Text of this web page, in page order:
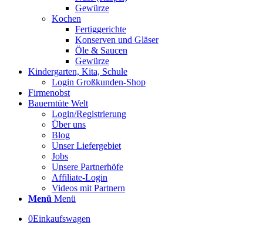
Gewürze
Kochen
Fertiggerichte
Konserven und Gläser
Öle & Saucen
Gewürze
Kindergarten, Kita, Schule
Login Großkunden-Shop
Firmenobst
Bauerntüte Welt
Login/Registrierung
Über uns
Blog
Unser Liefergebiet
Jobs
Unsere Partnerhöfe
Affiliate-Login
Videos mit Partnern
Menü Menü
0Einkaufswagen